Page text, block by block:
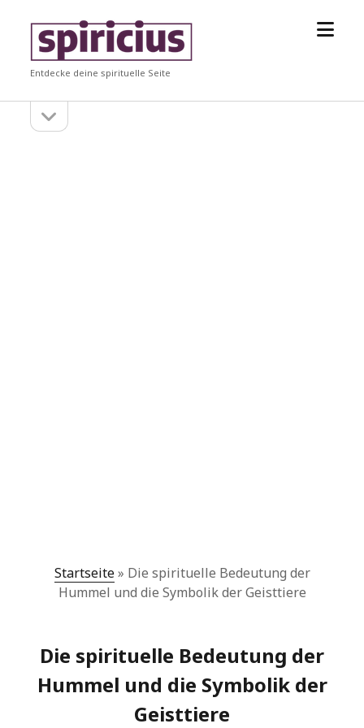
Spiricius
Entdecke deine spirituelle Seite
Menü
Seitenleiste
öffnen
Startseite» Die spirituelle Bedeutung der
Hummel und die Symbolik der Geisttiere
Die spirituelle Bedeutung der
Hummel und die Symbolik der
Geisttiere